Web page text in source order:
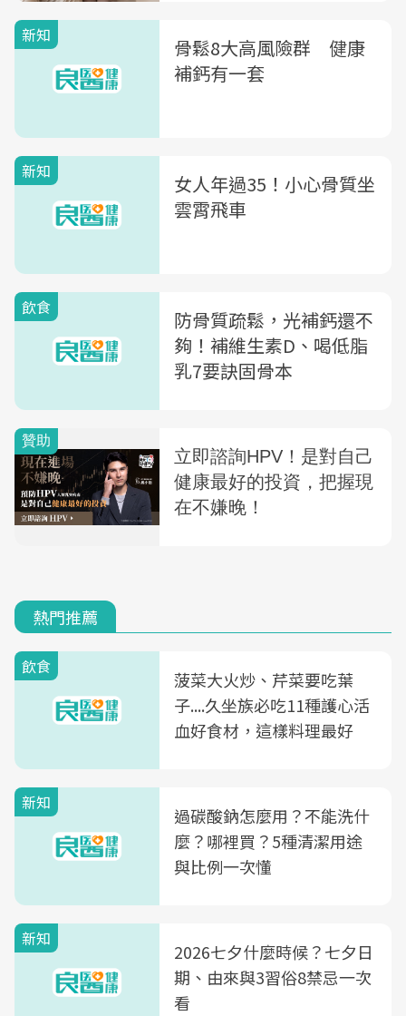
新知
骨鬆8大高風險群 健康
補鈣有一套
新知
女人年過35！小心骨質坐
雲霄飛車
飲食
防骨質疏鬆，光補鈣還不
夠！補維生素D、喝低脂
乳7要訣固骨本
熱門推薦
飲食
菠菜大火炒、芹菜要吃葉
子....久坐族必吃11種護心活
血好食材，這樣料理最好
新知
過碳酸鈉怎麼用？不能洗什
麼？哪裡買？5種清潔用途
與比例一次懂
新知
2026七夕什麼時候？七夕日
期、由來與3習俗8禁忌一次
看